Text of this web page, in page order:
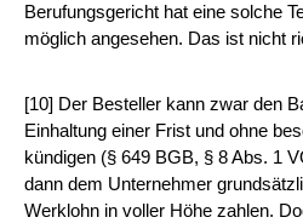
Berufungsgericht hat eine solche
möglich angesehen. Das ist nicht
[10] Der Besteller kann zwar den
Einhaltung einer Frist und ohne
kündigen (§ 649 BGB, § 8 Abs. 1
dann dem Unternehmer
Werklohn in voller Höhe zahlen.